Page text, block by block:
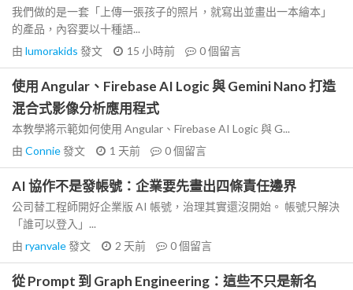
我們做的是一套「上傳一張孩子的照片，就寫出並畫出一本繪本」
的產品，內容要以十種語...
由 lumorakids 發文 15 小時前 0個留言
使用 Angular、Firebase AI Logic 與 Gemini Nano 打造
混合式影像分析應用程式
本教學將示範如何使用 Angular、Firebase AI Logic 與 G...
由 Connie發文 1 天前 0個留言
AI 協作不是發帳號：企業要先畫出四條責任邊界
公司替工程師開好企業版 AI 帳號，治理其實還沒開始。 帳號只解決
「誰可以登入」...
由 ryanvale發文 2 天前 0個留言
從 Prompt 到 Graph Engineering：這些不只是新名